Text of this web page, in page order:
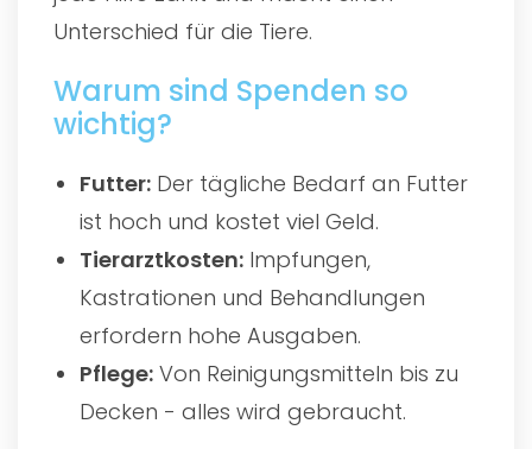
Unterschied für die Tiere.
Warum sind Spenden so
wichtig?
Futter: Der tägliche Bedarf an Futter
ist hoch und kostet viel Geld.
Tierarztkosten: Impfungen,
Kastrationen und Behandlungen
erfordern hohe Ausgaben.
Pflege: Von Reinigungsmitteln bis zu
Decken - alles wird gebraucht.